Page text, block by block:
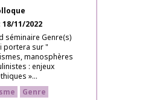
18/11/2022
séminaire Genre(s)
portera sur "
manosphères
: enjeux
»...
Genre